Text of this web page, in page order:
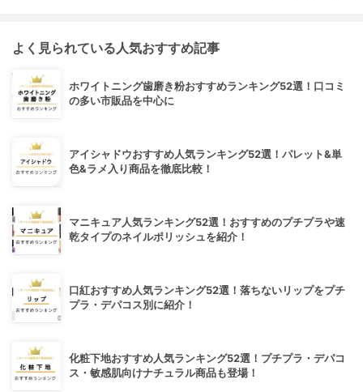
よく見られている人気おすすめ記事
ホワイトニング歯磨き粉おすすめランキング52選！口コミ
の多い市販品を中心に
アイシャドウおすすめ人気ランキング52選！パレット&単
色&ラメ入り商品を徹底比較！
マニキュア人気ランキング52選！おすすめのプチプラや速
乾タイプのネイルポリッシュを紹介！
口紅おすすめ人気ランキング52選！落ちないリップをプチ
プラ・デパコス別に紹介！
化粧下地おすすめ人気ランキング52選！プチプラ・デパコ
ス・敏感肌向けナチュラル商品も登場！